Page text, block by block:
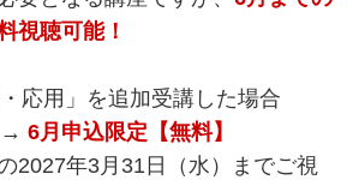
視聴可能！
応用」を追加受講した場合
→ 6月申込限定【無料】
年3月31日（水）までご視